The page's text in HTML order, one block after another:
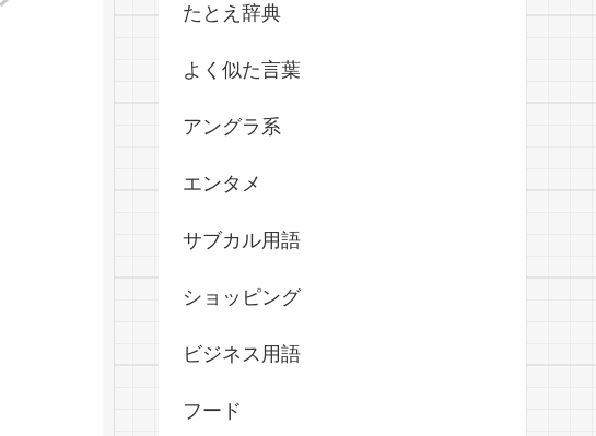
たとえ辞典
よく似た言葉
アングラ系
エンタメ
サブカル用語
ショッピング
ビジネス用語
フード